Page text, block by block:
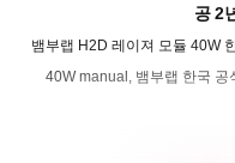
공 2
뱀부랩 H2D 레이져 모듈 40W
40W manual, 뱀부랩 한국